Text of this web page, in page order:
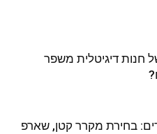
חנות דיגיטלית משפר
בחירת מקרר קטן, שארפ